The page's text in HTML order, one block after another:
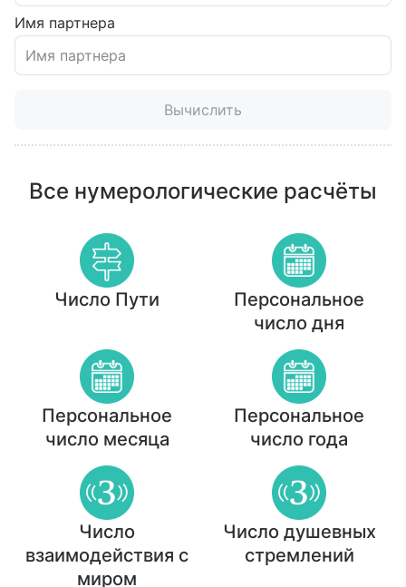
Имя партнера
Вычислить
Все нумерологические расчёты
Число Пути
Персональное
число дня
Персональное
число месяца
Персональное
число года
Число
взаимодействия с
миром
Число душевных
стремлений